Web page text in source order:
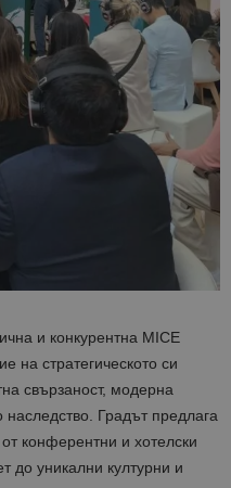
и конкурентна MICE
на стратегическото си
свързаност, модерна
наследство. Градът предлага
конферентни и хотелски
до уникални културни и